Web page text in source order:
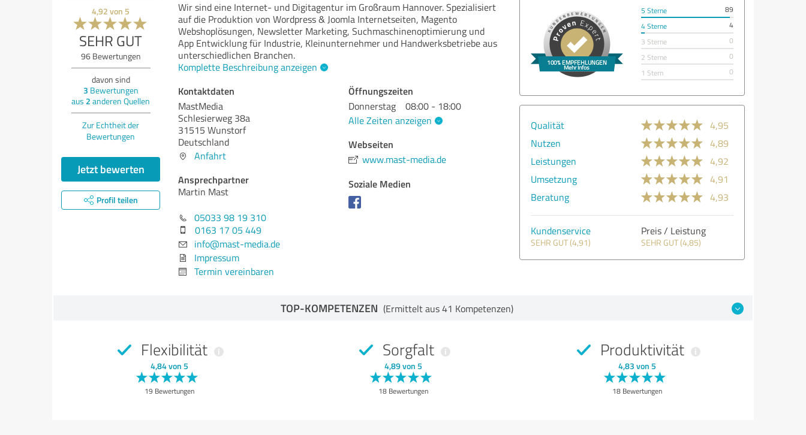
4,92 von 5
SEHR GUT
96Bewertungen
davon sind
3 Bewertungen
aus 2 anderen Quellen
Zur Echtheit der
Bewertungen
Jetzt bewerten
Profil teilen
Wir sind eine Internet- und Digitagentur im Großraum Hannover. Spezialisiert
auf die Produktion von Wordpress & Joomla Internetseiten, Magento
Webshoplösungen, Newsletter Marketing, Suchmaschinenoptimierung und
App Entwicklung für Industrie, Kleinunternehmer und Handwerksbetriebe aus
unterschiedlichen Branchen.
Komplette Beschreibung anzeigen
Kontaktdaten
MastMedia
Schlesierweg 38a
31515 Wunstorf
Deutschland
Anfahrt
Ansprechpartner
Martin Mast
05033 98 19 310
0163 17 05 449
info@mast-media.de
Impressum
Termin vereinbaren
Öffnungszeiten
Donnerstag
08:00 - 18:00
Alle Zeiten anzeigen
Webseiten
www.mast-media.de
Soziale Medien
5 Sterne
89
4 Sterne
4
3 Sterne
0
2 Sterne
0
1 Stern
0
Qualität
4,95
Nutzen
4,89
Leistungen
4,92
Umsetzung
4,91
Beratung
4,93
Kundenservice
SEHR GUT (4,91)
Preis / Leistung
SEHR GUT (4,85)
TOP-KOMPETENZEN (Ermittelt aus 41 Kompetenzen)
Flexibilität
4,84 von 5
19 Bewertungen
Sorgfalt
4,89 von 5
18 Bewertungen
Produktivität
4,83 von 5
18 Bewertungen